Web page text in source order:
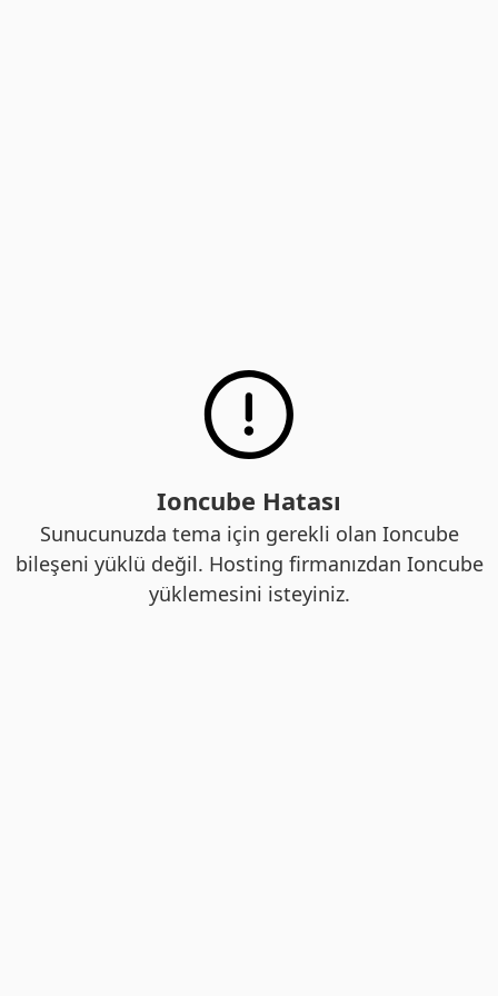
Ioncube Hatası
Sunucunuzda tema için gerekli olan Ioncube
bileşeni yüklü değil. Hosting firmanızdan Ioncube
yüklemesini isteyiniz.